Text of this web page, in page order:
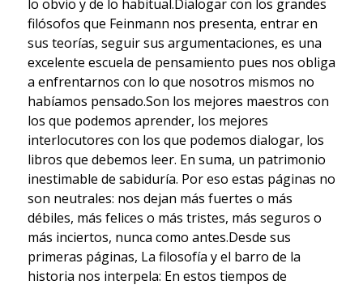
lo obvio y de lo habitual.Dialogar con los grandes
filósofos que Feinmann nos presenta, entrar en
sus teorías, seguir sus argumentaciones, es una
excelente escuela de pensamiento pues nos obliga
a enfrentarnos con lo que nosotros mismos no
habíamos pensado.Son los mejores maestros con
los que podemos aprender, los mejores
interlocutores con los que podemos dialogar, los
libros que debemos leer. En suma, un patrimonio
inestimable de sabiduría. Por eso estas páginas no
son neutrales: nos dejan más fuertes o más
débiles, más felices o más tristes, más seguros o
más inciertos, nunca como antes.Desde sus
primeras páginas, La filosofía y el barro de la
historia nos interpela: En estos tiempos de